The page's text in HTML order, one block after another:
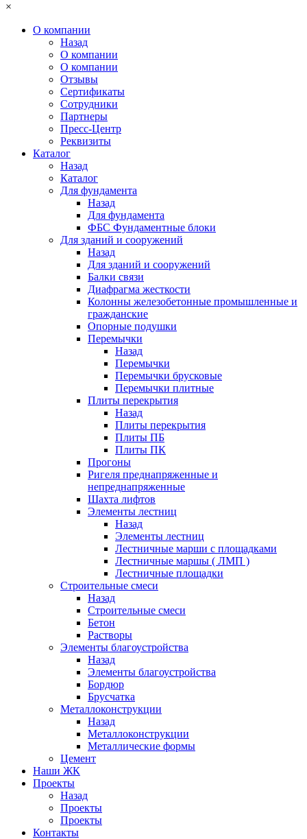
×
О компании
Назад
О компании
О компании
Отзывы
Сертификаты
Сотрудники
Партнеры
Пресс-Центр
Реквизиты
Каталог
Назад
Каталог
Для фундамента
Назад
Для фундамента
ФБС Фундаментные блоки
Для зданий и сооружений
Назад
Для зданий и сооружений
Балки связи
Диафрагма жесткости
Колонны железобетонные промышленные и
гражданские
Опорные подушки
Перемычки
Назад
Перемычки
Перемычки брусковые
Перемычки плитные
Плиты перекрытия
Назад
Плиты перекрытия
Плиты ПБ
Плиты ПК
Прогоны
Ригеля преднапряженные и
непреднапряженные
Шахта лифтов
Элементы лестниц
Назад
Элементы лестниц
Лестничные марши с площадками
Лестничные маршы ( ЛМП )
Лестничные площадки
Строительные смеси
Назад
Строительные смеси
Бетон
Растворы
Элементы благоустройства
Назад
Элементы благоустройства
Бордюр
Брусчатка
Металлоконструкции
Назад
Металлоконструкции
Металлические формы
Цемент
Наши ЖК
Проекты
Назад
Проекты
Проекты
Контакты